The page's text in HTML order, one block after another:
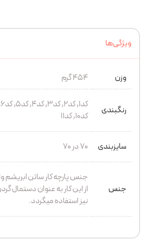
ویژگی‌ها
وزن 454 گرم
رنگبندی
کد10, کد11
سایزبندی 70 در 70
جنس
جنس پارچه کار ساتن ابریشم
از این کار به عنوان دستمال
نیز استفاده میگردد.